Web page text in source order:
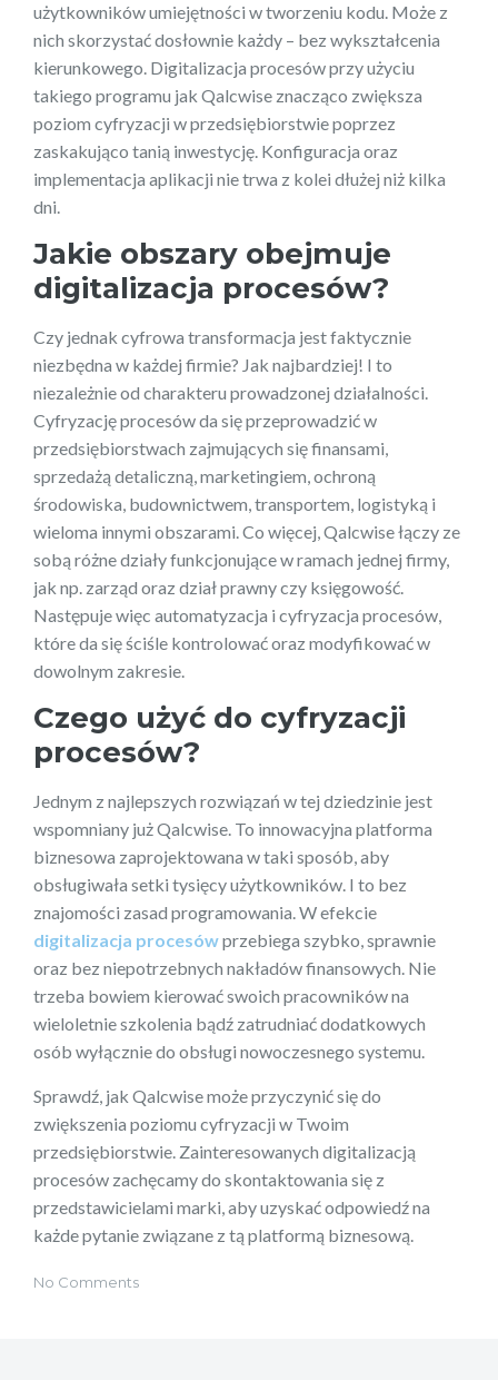
użytkowników umiejętności w tworzeniu kodu. Może z
nich skorzystać dosłownie każdy – bez wykształcenia
kierunkowego. Digitalizacja procesów przy użyciu
takiego programu jak Qalcwise znacząco zwiększa
poziom cyfryzacji w przedsiębiorstwie poprzez
zaskakująco tanią inwestycję. Konfiguracja oraz
implementacja aplikacji nie trwa z kolei dłużej niż kilka
dni.
Jakie obszary obejmuje
digitalizacja procesów?
Czy jednak cyfrowa transformacja jest faktycznie
niezbędna w każdej firmie? Jak najbardziej! I to
niezależnie od charakteru prowadzonej działalności.
Cyfryzację procesów da się przeprowadzić w
przedsiębiorstwach zajmujących się finansami,
sprzedażą detaliczną, marketingiem, ochroną
środowiska, budownictwem, transportem, logistyką i
wieloma innymi obszarami. Co więcej, Qalcwise łączy ze
sobą różne działy funkcjonujące w ramach jednej firmy,
jak np. zarząd oraz dział prawny czy księgowość.
Następuje więc automatyzacja i cyfryzacja procesów,
które da się ściśle kontrolować oraz modyfikować w
dowolnym zakresie.
Czego użyć do cyfryzacji
procesów?
Jednym z najlepszych rozwiązań w tej dziedzinie jest
wspomniany już Qalcwise. To innowacyjna platforma
biznesowa zaprojektowana w taki sposób, aby
obsługiwała setki tysięcy użytkowników. I to bez
znajomości zasad programowania. W efekcie
digitalizacja procesówprzebiega szybko, sprawnie
oraz bez niepotrzebnych nakładów finansowych. Nie
trzeba bowiem kierować swoich pracowników na
wieloletnie szkolenia bądź zatrudniać dodatkowych
osób wyłącznie do obsługi nowoczesnego systemu.
Sprawdź, jak Qalcwise może przyczynić się do
zwiększenia poziomu cyfryzacji w Twoim
przedsiębiorstwie. Zainteresowanych digitalizacją
procesów zachęcamy do skontaktowania się z
przedstawicielami marki, aby uzyskać odpowiedź na
każde pytanie związane z tą platformą biznesową.
No Comments